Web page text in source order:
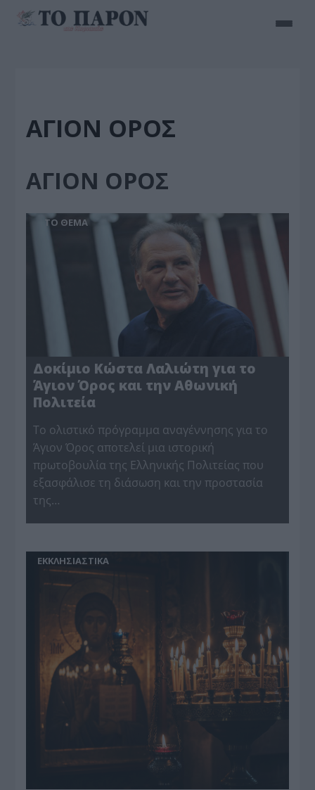
ΑΓΙΟΝ ΟΡΟΣ
ΑΓΙΟΝ ΟΡΟΣ
ΤΟ ΘΕΜΑ
Δοκίμιο Κώστα Λαλιώτη για το
Άγιον Όρος και την Αθωνική
Πολιτεία
Το ολιστικό πρόγραμμα αναγέννησης για το
Άγιον Όρος αποτελεί μια ιστορική
πρωτοβουλία της Ελληνικής Πολιτείας που
εξασφάλισε τη διάσωση και την προστασία
της…
ΕΚΚΛΗΣΙΑΣΤΙΚΑ